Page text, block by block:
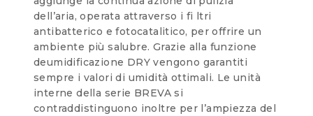
dell’aria, operata attraverso i fi ltri
antibatterico e fotocatalitico, per offrire un
ambiente più salubre. Grazie alla funzione
deumidificazione DRY vengono garantiti
sempre i valori di umidità ottimali. Le unità
interne della serie BREVA si
contraddistinguono inoltre per l’ampiezza del